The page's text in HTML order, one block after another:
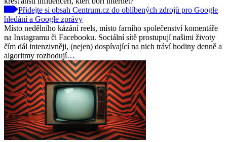
Přidejte si obsah Centrum.cz do oblíbených zdrojů pro Google
hledání a Google zprávy
Místo nedělního kázání reels, místo farního společenství komentáře
na Instagramu či Facebooku. Sociální sítě prostupují našimi životy
čím dál intenzivněji, (nejen) dospívající na nich tráví hodiny denně a
algoritmy rozhodují…